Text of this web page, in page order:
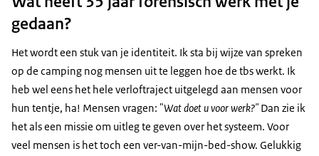
gedaan?
Het wordt een stuk van je identiteit. Ik sta bij wijze van spreken
op de camping nog mensen uit te leggen hoe de tbs werkt. Ik
heb wel eens het hele verloftraject uitgelegd aan mensen voor
hun tentje, ha! Mensen vragen: "Wat doet u voor werk?" Dan zie ik
het als een missie om uitleg te geven over het systeem. Voor
veel mensen is het toch een ver-van-mijn-bed-show. Gelukkig